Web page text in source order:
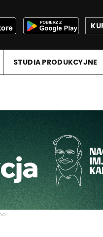
STUDIA PRODUKCYJNE